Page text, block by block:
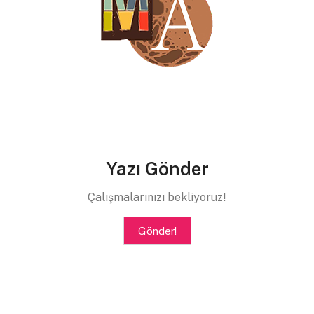
ve final: bembeyaz.
karşımda bir maşa,
yarın saçlarımı yaparım, tabi yaaaa.
kimliğimi acilen toparlamam lazım.
bir duş aldıktan sonra
dolaptaki ıspanaklı börekle karnımı doyuracağım
Yazı Gönder
Çalışmalarınızı bekliyoruz!
Gönder!